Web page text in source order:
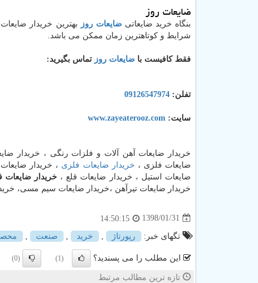
ضایعات روز
بنگاه خرید ضایعاتیضایعات روز بهترین خریدار
شرایط و کوتاهترین زمان ممکن می باشد.
فقط کافیست با ضایعات روز تماس بگیرید:
تفلن: 09126547974
سایت: www.zayeaterooz.com
خریدار ضایعات آهن آلات و فلزات رنگی ، خریدار
ضایعات فلزی ، خریدار ضایعات فلزی ، خریدار
ضایعات استیل ، خریدار ضایعات قلع ، خریدار ضایعات
خریدار ضایعات تیرآهن ،خریدار ضایعات سیم مسی، خریدار ضایعات نبشی ،
1398/01/31
14:50:15
تگهای خبر: رپورتاژ خرید صنعت
این مطلب را می پسندید؟ (1)
(0)
تازه ترین مطالب مرتبط